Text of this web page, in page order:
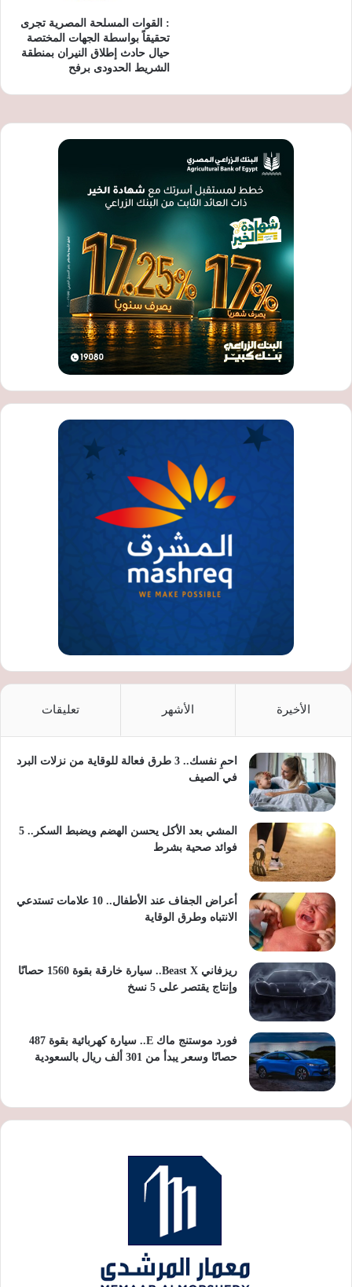
: القوات المسلحة المصرية تجرى
تحقيقاً بواسطة الجهات المختصة
حيال حادث إطلاق النيران بمنطقة
الشريط الحدودى برفح
الأخيرة الأشهر تعليقات
احمِ نفسك.. 3 طرق فعالة للوقاية من نزلات البرد
في الصيف
المشي بعد الأكل يحسن الهضم ويضبط السكر.. 5
فوائد صحية بشرط
أعراض الجفاف عند الأطفال.. 10 علامات تستدعي
الانتباه وطرق الوقاية
ريزفاني Beast X.. سيارة خارقة بقوة 1560 حصانًا
وإنتاج يقتصر على 5 نسخ
فورد موستنج ماك E.. سيارة كهربائية بقوة 487
حصانًا وسعر يبدأ من 301 ألف ريال بالسعودية